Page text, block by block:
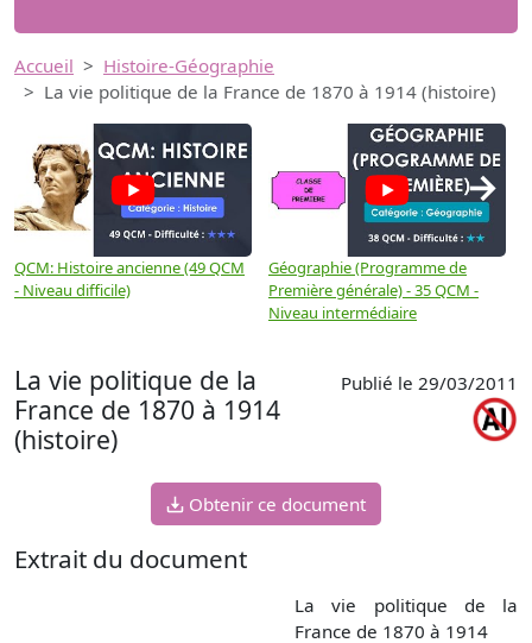
Accueil
Histoire-Géographie
La vie politique de la France de 1870 à 1914 (histoire)
QCM: Histoire ancienne (49 QCM
- Niveau difficile)
Géographie (Programme de
Première générale) - 35 QCM -
Niveau intermédiaire
→
La vie politique de la
France de 1870 à 1914
(histoire)
Publié le 29/03/2011
Obtenir ce document
Extrait du document
La vie politique de la
France de 1870 à 1914